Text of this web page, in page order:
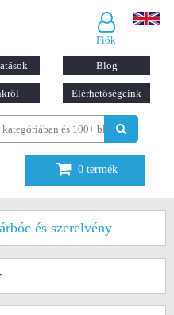
Fiók
Blog
Elérhetőségeink
0 termék
és szerelvény